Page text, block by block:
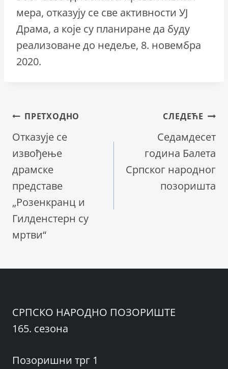
мера, отказују се све активности УЈ
Драма, а које су планиране да буду
реализоване до недеље, 8. новембра
2020.
Кретање
чланка
ПРЕТХОДНО
Отказује се
извођење
драмске
представе
„Розенкранц и
Гилденстерн су
мртви“
СЛЕДЕЋЕ
Седамдесет
година Балета
Српског народног
позоришта
СРПСКО НАРОДНО ПОЗОРИШТЕ
165. сезона
Позоришни трг 1